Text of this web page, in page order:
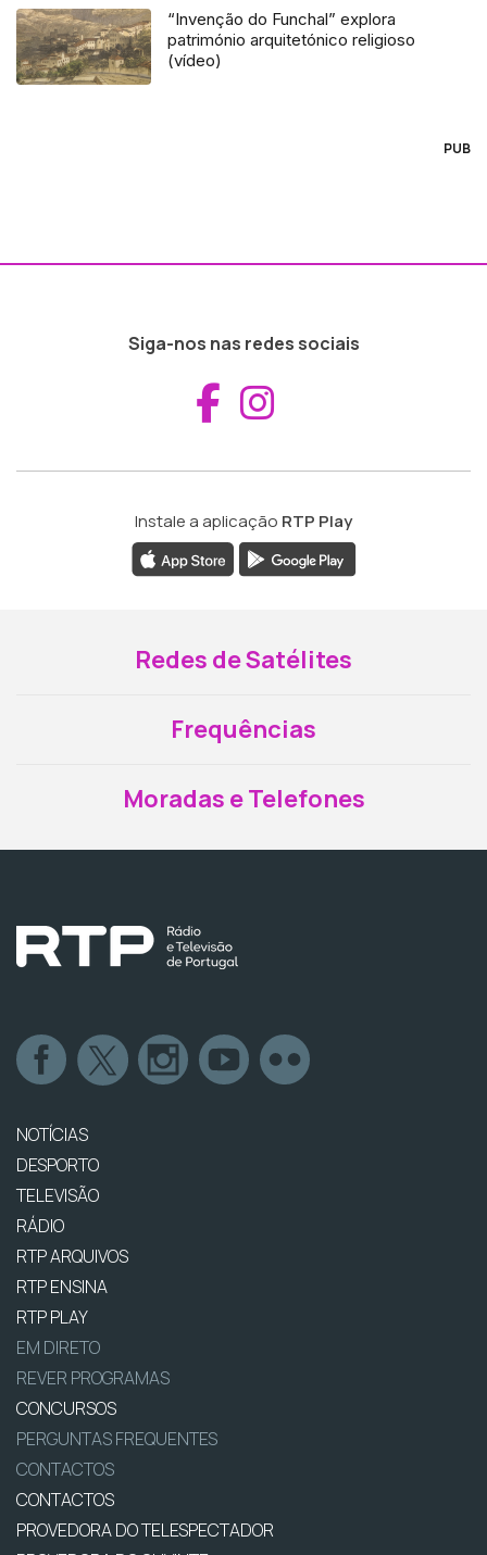
“Invenção do Funchal” explora
património arquitetónico religioso
(vídeo)
PUB
Siga-nos nas redes sociais
Aceder ao
Instale a aplicação RTP Play
Redes de Satélites
Frequências
Moradas e Telefones
NOTÍCIAS
DESPORTO
TELEVISÃO
RÁDIO
RTP ARQUIVOS
RTP ENSINA
RTP PLAY
EM DIRETO
REVER PROGRAMAS
CONCURSOS
PERGUNTAS FREQUENTES
CONTACTOS
CONTACTOS
PROVEDORA DO TELESPECTADOR